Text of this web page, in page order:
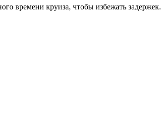
времени круиза, чтобы избежать задержек.